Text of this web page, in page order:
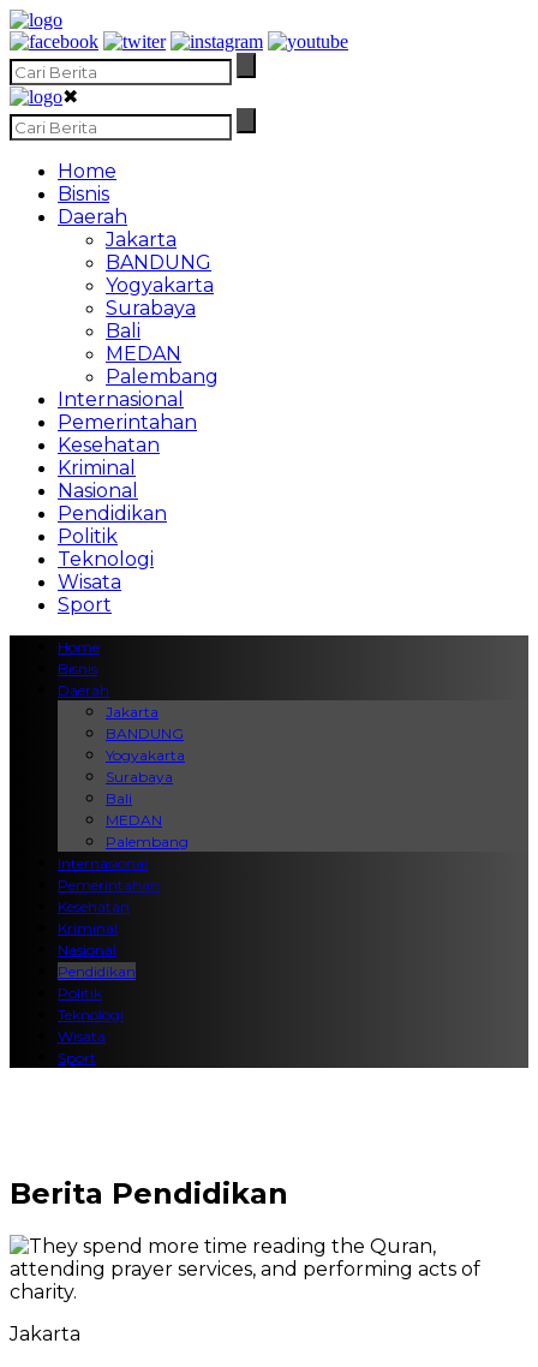
✖
Home
Bisnis
Daerah
Jakarta
BANDUNG
Yogyakarta
Surabaya
Bali
MEDAN
Palembang
Internasional
Pemerintahan
Kesehatan
Kriminal
Nasional
Pendidikan
Politik
Teknologi
Wisata
Sport
Home
Bisnis
Daerah
Jakarta
BANDUNG
Yogyakarta
Surabaya
Bali
MEDAN
Palembang
Internasional
Pemerintahan
Kesehatan
Kriminal
Nasional
Pendidikan
Politik
Teknologi
Wisata
Sport
Berita Pendidikan
Jakarta